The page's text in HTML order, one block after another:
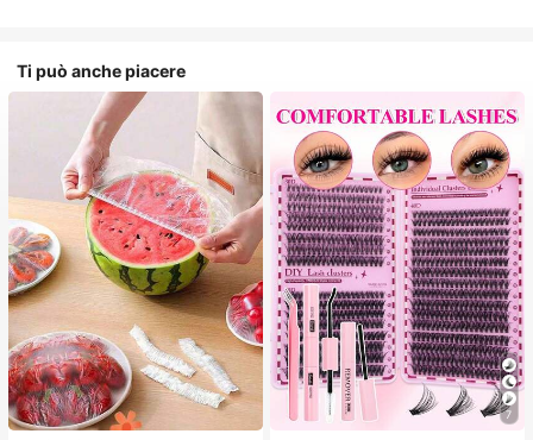
Ti può anche piacere
7